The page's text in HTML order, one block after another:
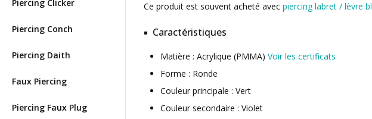
Piercing Clicker
Piercing Conch
Piercing Daith
Faux Piercing
Piercing Faux Plug
Ce produit est souvent acheté avec piercing labret / lèvre
Caractéristiques
Matière : Acrylique (PMMA) Voir les certificats
Forme : Ronde
Couleur principale : Vert
Couleur secondaire : Violet